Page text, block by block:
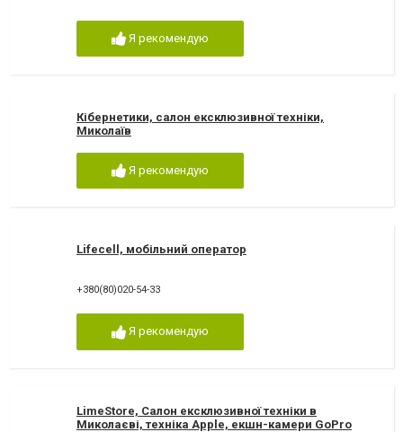
Я рекомендую
Кібернетики, салон ексклюзивної техніки,
Миколаїв
Я рекомендую
Lifecell, мобільний оператор
+380(80)020-54-33
Я рекомендую
LimeStore, Салон ексклюзивної техніки в
Миколаєві, техніка Apple, екшн-камери GoPro